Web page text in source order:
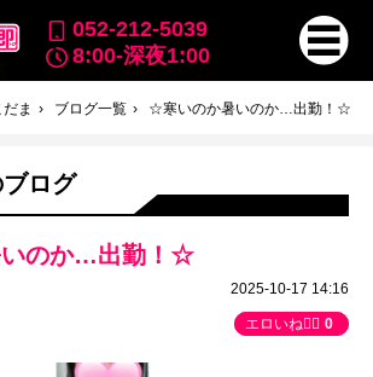
052-212-5039
8:00-深夜1:00
だま ブログ一覧 ☆寒いのか暑いのか…出勤！☆
ログ
のか…出勤！☆
2025-10-17 14:16
エロいね👍🏻 0